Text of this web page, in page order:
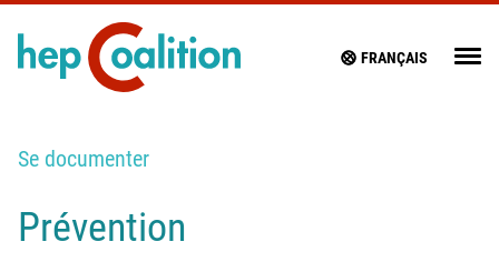
FRANÇAIS
Se documenter
Prévention